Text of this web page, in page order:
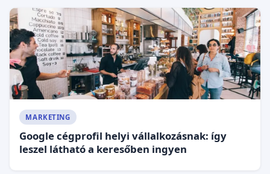
MARKETING
Google cégprofil helyi vállalkozásnak: így
leszel látható a keresőben ingyen